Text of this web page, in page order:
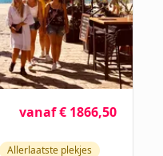
vanaf € 1866,50
Allerlaatste plekjes